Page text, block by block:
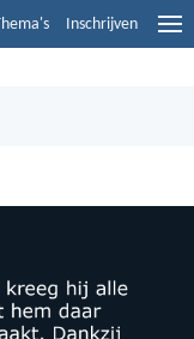
Inschrijven